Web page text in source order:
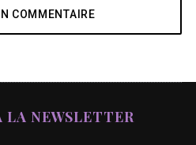
LA NEWSLETTER